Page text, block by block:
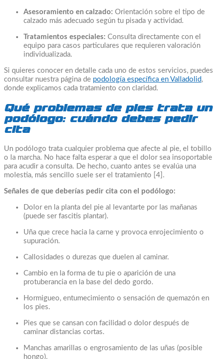
Asesoramiento en calzado: Orientación sobre el tipo de
calzado más adecuado según tu pisada y actividad.
Tratamientos especiales: Consulta directamente con el
equipo para casos particulares que requieren valoración
individualizada.
Si quieres conocer en detalle cada uno de estos servicios, puedes
consultar nuestra página de podología específica en Valladolid ,
donde explicamos cada tratamiento con claridad.
Qué problemas de pies trata un
podólogo: cuándo debes pedir
cita
Un podólogo trata cualquier problema que afecte al pie, el tobillo
o la marcha. No hace falta esperar a que el dolor sea insoportable
para acudir a consulta. De hecho, cuanto antes se evalúa una
molestia, más sencillo suele ser el tratamiento [4].
Señales de que deberías pedir cita con el podólogo:
Dolor en la planta del pie al levantarte por las mañanas
(puede ser fascitis plantar).
Uña que crece hacia la carne y provoca enrojecimiento o
supuración.
Callosidades o durezas que duelen al caminar.
Cambio en la forma de tu pie o aparición de una
protuberancia en la base del dedo gordo.
Hormigueo, entumecimiento o sensación de quemazón en
los pies.
Pies que se cansan con facilidad o dolor después de
caminar distancias cortas.
Manchas amarillas o engrosamiento de las uñas (posible
hongo).